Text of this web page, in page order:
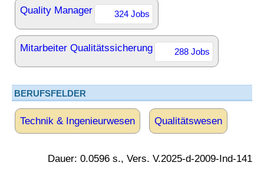
Quality Manager 324 Jobs
Mitarbeiter Qualitätssicherung 288 Jobs
BERUFSFELDER
Technik & Ingenieurwesen Qualitätswesen
Dauer: 0.0596 s., Vers. V.2025-d-2009-Ind-141